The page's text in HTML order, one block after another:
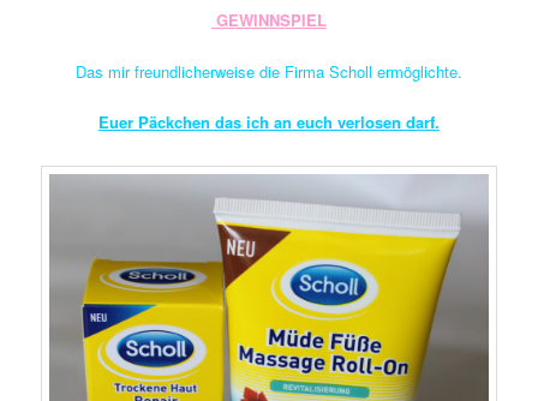
GEWINNSPIEL
Das mir freundlicherweise die Firma Scholl ermöglichte.
Euer Päckchen das ich an euch verlosen darf.